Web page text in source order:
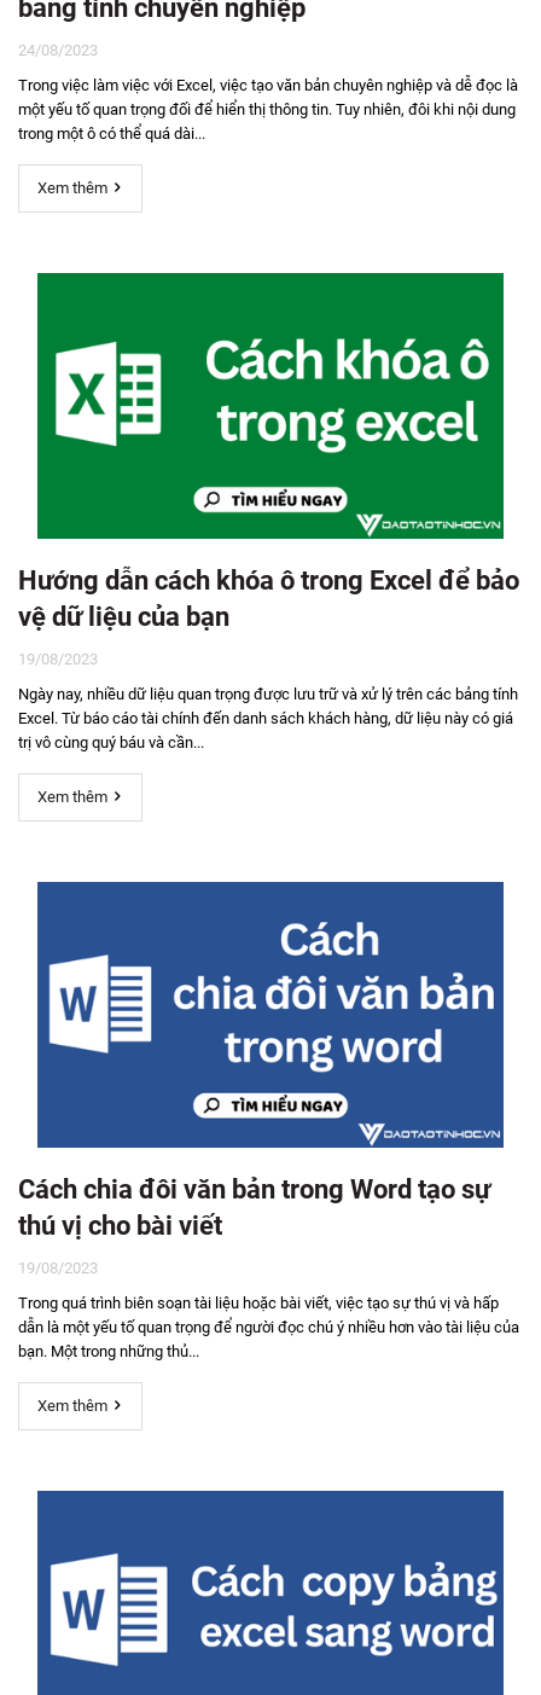
bảng tính chuyên nghiệp
24/08/2023
Trong việc làm việc với Excel, việc tạo văn bản chuyên nghiệp và dễ đọc là
một yếu tố quan trọng đối để hiển thị thông tin. Tuy nhiên, đôi khi nội dung
trong một ô có thể quá dài...
Xem thêm
Hướng dẫn cách khóa ô trong Excel để bảo
vệ dữ liệu của bạn
19/08/2023
Ngày nay, nhiều dữ liệu quan trọng được lưu trữ và xử lý trên các bảng tính
Excel. Từ báo cáo tài chính đến danh sách khách hàng, dữ liệu này có giá
trị vô cùng quý báu và cần...
Xem thêm
Cách chia đôi văn bản trong Word tạo sự
thú vị cho bài viết
19/08/2023
Trong quá trình biên soạn tài liệu hoặc bài viết, việc tạo sự thú vị và hấp
dẫn là một yếu tố quan trọng để người đọc chú ý nhiều hơn vào tài liệu của
bạn. Một trong những thủ...
Xem thêm